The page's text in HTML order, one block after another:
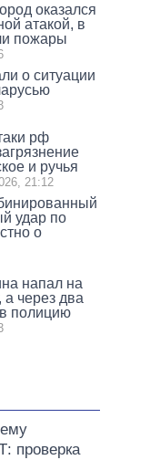
оказался
атакой, в
пожары
о ситуации
рф
и ручья
21:12
удар по
о
напал на
а через два
полицию
проверка